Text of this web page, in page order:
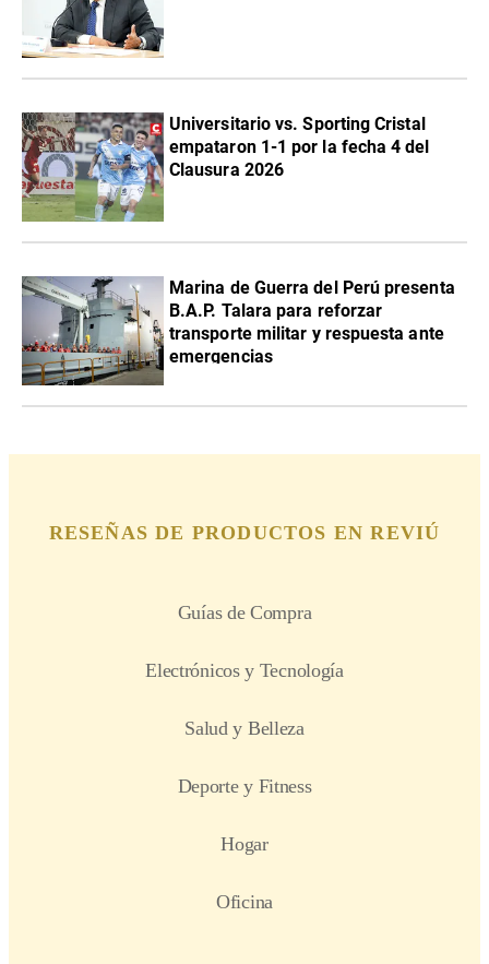
Universitario vs. Sporting Cristal
empataron 1-1 por la fecha 4 del
Clausura 2026
Marina de Guerra del Perú presenta
B.A.P. Talara para reforzar
transporte militar y respuesta ante
emergencias